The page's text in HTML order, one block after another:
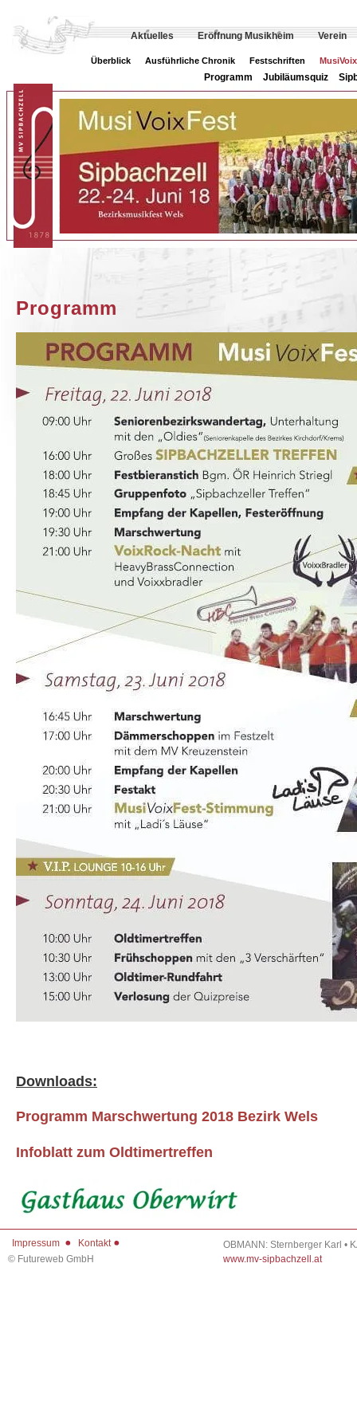
Aktuelles Eröffnung Musikheim Verein
Überblick Ausführliche Chronik Festschriften
Programm Jubiläumsquiz
Programm
Downloads:
Programm Marschwertung 2018 Bezirk Wels
Infoblatt zum Oldtimertreffen
Impressum Kontakt
OBMANN: Sternberger Karl •
www.mv-sipbachzell.at
© Futureweb GmbH